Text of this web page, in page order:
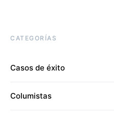
CATEGORÍAS
Casos de éxito
Columistas